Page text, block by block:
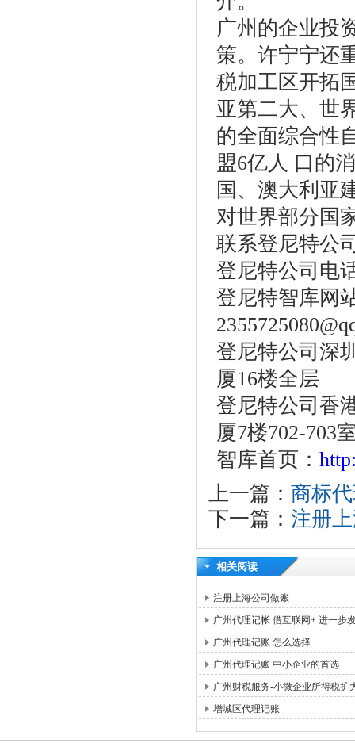
广州的企业投
策。许宁宁还
税加工区开拓
亚第二大、世
的全面综合性
盟6亿人 口的
国、澳大利亚
对世界部分国
联系登尼特公
登尼特公司电
登尼特智库网
登尼特公司深
厦16楼全层
登尼特公司香
厦7楼702-703
智库首页：
上一篇： 商标
下一篇： 注册
相关阅读
注册上海公司做账
广州代理记帐 借互联网+ 进一步
广州代理记账 怎么选择
广州代理记账 中小企业的首选
广州财税服务-小微企业所得税扩
增城区代理记账